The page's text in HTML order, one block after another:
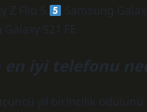
Z Flip 5.
Samsung
S21 FE.
en iyi telefonu
yıl birincilik ödülünü